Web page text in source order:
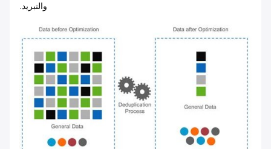
والتبريد.